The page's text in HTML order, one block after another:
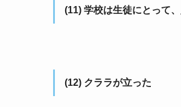
(11) 学校は生徒にとって
(12) クララが立った